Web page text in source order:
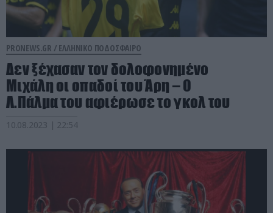
PRONEWS.GR / ΕΛΛΗΝΙΚΟ ΠΟΔΟΣΦΑΙΡΟ
Δεν ξέχασαν τον δολοφονημένο
Μιχάλη οι οπαδοί του Άρη – Ο
Λ.Πάλμα του αφιέρωσε το γκολ του
10.08.2023 | 22:54